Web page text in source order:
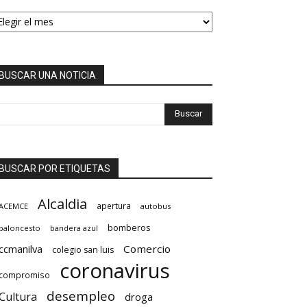
UNA NOTICIA
POR ETIQUETAS
Alcaldia apertura autobus
bandera azul bomberos
colegio san luis Comercio
coronavirus
desempleo droga